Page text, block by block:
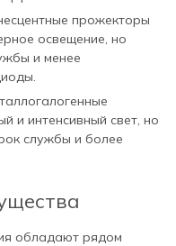
прожекторы
освещение, но
и менее
и интенсивный свет, но
службы и более
обладают рядом